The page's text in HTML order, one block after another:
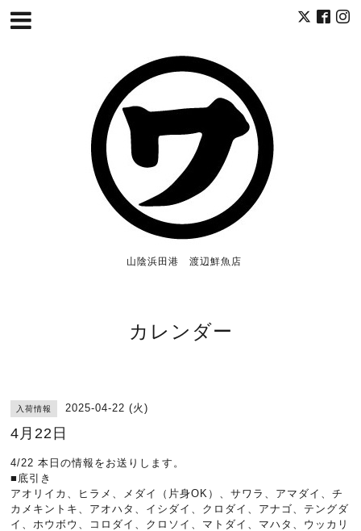
山陰浜田港 渡辺鮮魚店
カレンダー
入荷情報 2025-04-22 (火)
4月22日
4/22 本日の情報をお送りします。
■底引き
アオリイカ、ヒラメ、メダイ（片身OK）、サワラ、アマダイ、チ
カメキントキ、アオハタ、イシダイ、クロダイ、アナゴ、テングダ
イ、ホウボウ、コロダイ、クロソイ、マトダイ、マハタ、ウッカリ